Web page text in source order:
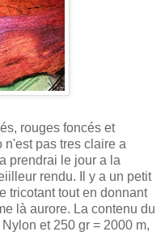
rouges foncés et
n'est pas tres claire a
prendrai le jour a la
rendu. Il y a un petit
tricotant tout en donnant
là aurore. La contenu du
et 250 gr = 2000 m,